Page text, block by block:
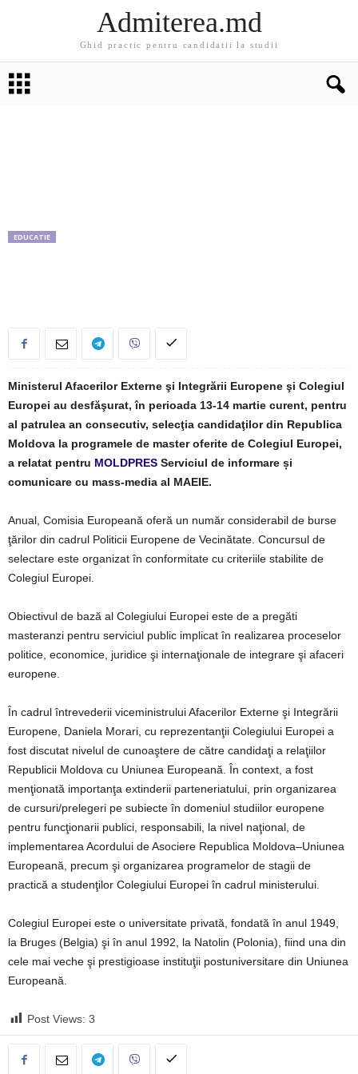
Admiterea.md
Ghid practic pentru candidatii la studii
EDUCATIE
Ministerul Afacerilor Externe şi Integrării Europene şi Colegiul
Europei au desfăşurat, în perioada 13-14 martie curent, pentru
al patrulea an consecutiv, selecţia candidaţilor din Republica
Moldova la programele de master oferite de Colegiul Europei,
a relatat pentru MOLDPRES Serviciul de informare și
comunicare cu mass-media al MAEIE.
Anual, Comisia Europeană oferă un număr considerabil de burse
ţărilor din cadrul Politicii Europene de Vecinătate. Concursul de
selectare este organizat în conformitate cu criteriile stabilite de
Colegiul Europei.
Obiectivul de bază al Colegiului Europei este de a pregăti
masteranzi pentru serviciul public implicat în realizarea proceselor
politice, economice, juridice şi internaţionale de integrare şi afaceri
europene.
În cadrul întrevederii viceministrului Afacerilor Externe şi Integrării
Europene, Daniela Morari, cu reprezentanţii Colegiului Europei a
fost discutat nivelul de cunoaştere de către candidaţi a relaţiilor
Republicii Moldova cu Uniunea Europeană. În context, a fost
menţionată importanţa extinderii parteneriatului, prin organizarea
de cursuri/prelegeri pe subiecte în domeniul studiilor europene
pentru funcţionarii publici, responsabili, la nivel naţional, de
implementarea Acordului de Asociere Republica Moldova–Uniunea
Europeană, precum şi organizarea programelor de stagii de
practică a studenţilor Colegiului Europei în cadrul ministerului.
Colegiul Europei este o universitate privată, fondată în anul 1949,
la Bruges (Belgia) şi în anul 1992, la Natolin (Polonia), fiind una din
cele mai veche şi prestigioase instituţii postuniversitare din Uniunea
Europeană.
Post Views: 3